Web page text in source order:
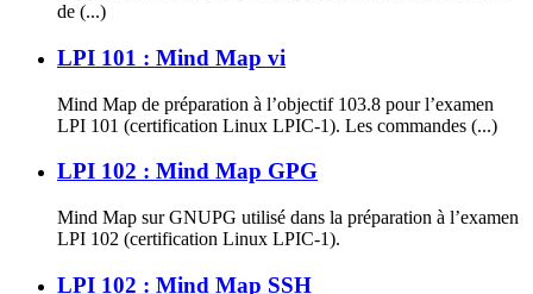
de (...)
LPI 101 : Mind Map vi
Mind Map de préparation à l’objectif 103.8 pour l’examen
LPI 101 (certification Linux LPIC-1). Les commandes (...)
LPI 102 : Mind Map GPG
Mind Map sur GNUPG utilisé dans la préparation à l’examen
LPI 102 (certification Linux LPIC-1).
LPI 102 : Mind Map SSH